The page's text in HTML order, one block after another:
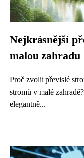
Nejkrásnější
malou zahradu
Proč zvolit převislé
stromů v malé
elegantně...